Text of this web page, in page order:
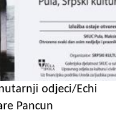
odjeci/Echi
Pancun